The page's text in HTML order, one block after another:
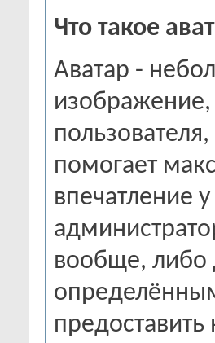
Что такое
Аватар -
помогает
впечатление
вообще, либо